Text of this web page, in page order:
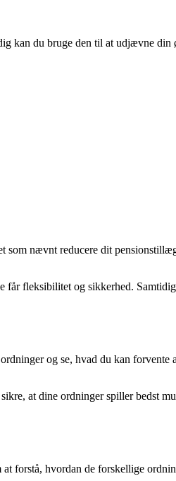
kan du bruge den til at udjævne
som nævnt reducere dit
får fleksibilitet og sikkerhed.
og se, hvad du kan forvente
at dine ordninger spiller bedst
forstå, hvordan de forskellige